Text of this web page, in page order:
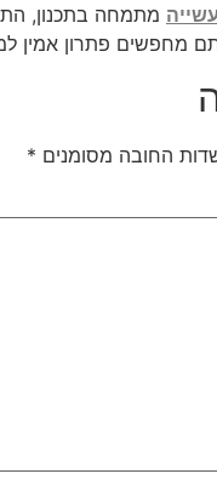
מתמחה בתכנון,
מחפשים פתרון אמין
החובה מסומנים *